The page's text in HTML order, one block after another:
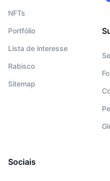
NFTs
Portfólio
Lista de interesse
Rabisco
Sitemap
Sociais